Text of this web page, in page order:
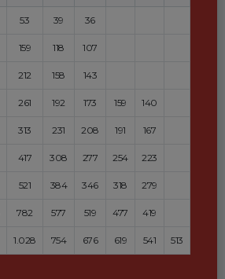
53 39 36
159 118 107
212 158 143
261 192 173 159 140
313 231 208 191 167
417 308 277 254 223
521 384 346 318 279
782 577 519 477 419
1.028 754 676 619 541 513